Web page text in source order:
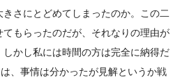
さにとどめてしまったのか。この二
てもらったのだが、それなりの理由が
かし私には時間の方は完全に納得だ
、事情は分かったが見解というか戦